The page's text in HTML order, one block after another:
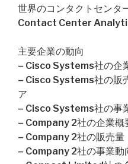
世界のコンタクトセンタ
Contact Center
主要企業の動向
– Cisco Systems社の企
– Cisco Systems社の販
ア
– Cisco Systems社の事
– Company 2社の企業概
– Company 2社の販売量
– Company 2社の事業動